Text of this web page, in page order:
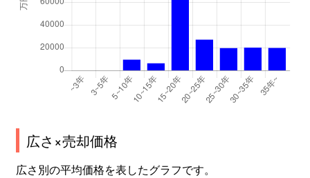
広さ×売却価格
広さ別の平均価格を表したグラフです。